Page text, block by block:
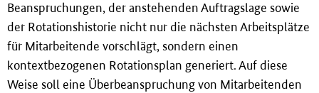
Beanspruchungen, der anstehenden Auftragslage sowie
der Rotationshistorie nicht nur die nächsten Arbeitsplätze
für Mitarbeitende vorschlägt, sondern einen
kontextbezogenen Rotationsplan generiert. Auf diese
Weise soll eine Überbeanspruchung von Mitarbeitenden